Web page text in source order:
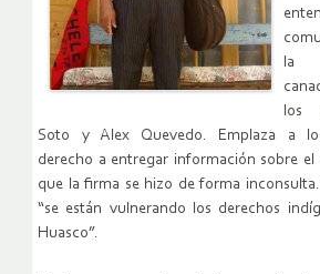
la
los
Soto y Alex Quevedo. Emplaza a
derecho a entregar información sobre el
que la firma se hizo de forma
“se están vulnerando los derechos
Huasco”.